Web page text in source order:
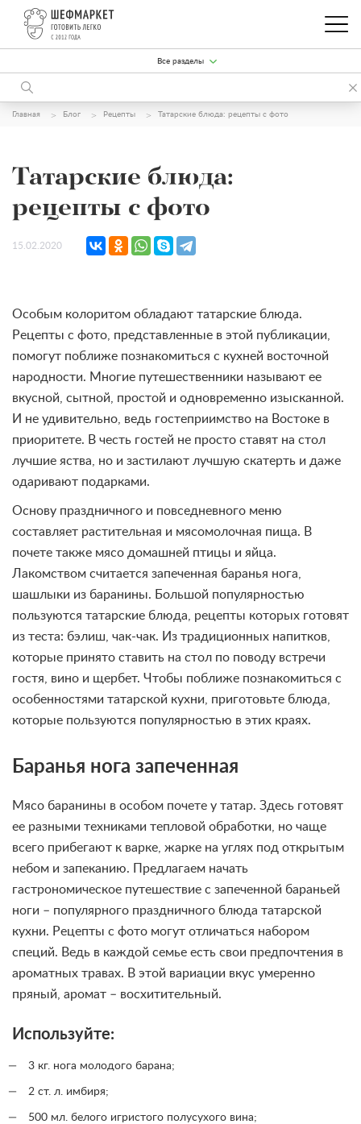
Все разделы
Главная Блог Рецепты Татарские блюда: рецепты с фото
Татарские блюда:
рецепты с фото
15.02.2020
Особым колоритом обладают татарские блюда.
Рецепты с фото, представленные в этой публикации,
помогут поближе познакомиться с кухней восточной
народности. Многие путешественники называют ее
вкусной, сытной, простой и одновременно изысканной.
И не удивительно, ведь гостеприимство на Востоке в
приоритете. В честь гостей не просто ставят на стол
лучшие яства, но и застилают лучшую скатерть и даже
одаривают подарками.
Основу праздничного и повседневного меню
составляет растительная и мясомолочная пища. В
почете также мясо домашней птицы и яйца.
Лакомством считается запеченная баранья нога,
шашлыки из баранины. Большой популярностью
пользуются татарские блюда, рецепты которых готовят
из теста: бэлиш, чак-чак. Из традиционных напитков,
которые принято ставить на стол по поводу встречи
гостя, вино и щербет. Чтобы поближе познакомиться с
особенностями татарской кухни, приготовьте блюда,
которые пользуются популярностью в этих краях.
Баранья нога запеченная
Мясо баранины в особом почете у татар. Здесь готовят
ее разными техниками тепловой обработки, но чаще
всего прибегают к варке, жарке на углях под открытым
небом и запеканию. Предлагаем начать
гастрономическое путешествие с запеченной бараньей
ноги – популярного праздничного блюда татарской
кухни. Рецепты с фото могут отличаться набором
специй. Ведь в каждой семье есть свои предпочтения в
ароматных травах. В этой вариации вкус умеренно
пряный, аромат – восхитительный.
Используйте:
3 кг. нога молодого барана;
2 ст. л. имбиря;
500 мл. белого игристого полусухого вина;